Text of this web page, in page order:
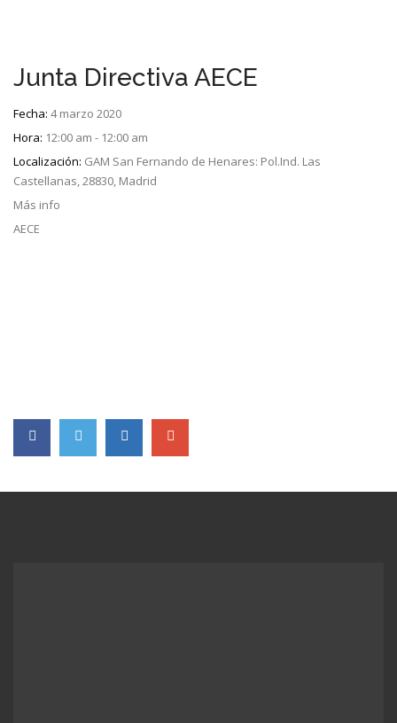
Junta Directiva AECE
Fecha: 4 marzo 2020
Hora: 12:00 am - 12:00 am
Localización: GAM San Fernando de Henares: Pol.Ind. Las
Castellanas, 28830, Madrid
Más info
AECE